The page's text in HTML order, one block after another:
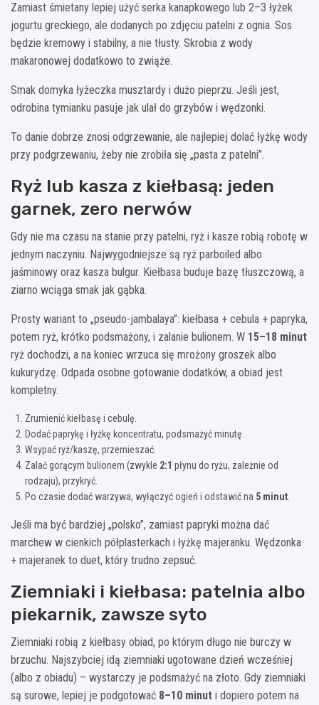
Zamiast śmietany lepiej użyć serka kanapkowego lub 2–3 łyżek
jogurtu greckiego, ale dodanych po zdjęciu patelni z ognia. Sos
będzie kremowy i stabilny, a nie tłusty. Skrobia z wody
makaronowej dodatkowo to zwiąże.
Smak domyka łyżeczka musztardy i dużo pieprzu. Jeśli jest,
odrobina tymianku pasuje jak ulał do grzybów i wędzonki.
To danie dobrze znosi odgrzewanie, ale najlepiej dolać łyżkę wody
przy podgrzewaniu, żeby nie zrobiła się „pasta z patelni”.
Ryż lub kasza z kiełbasą: jeden
garnek, zero nerwów
Gdy nie ma czasu na stanie przy patelni, ryż i kasze robią robotę w
jednym naczyniu. Najwygodniejsze są ryż parboiled albo
jaśminowy oraz kasza bulgur. Kiełbasa buduje bazę tłuszczową, a
ziarno wciąga smak jak gąbka.
Prosty wariant to „pseudo-jambalaya”: kiełbasa + cebula + papryka,
potem ryż, krótko podsmażony, i zalanie bulionem. W 15–18 minut
ryż dochodzi, a na koniec wrzuca się mrożony groszek albo
kukurydzę. Odpada osobne gotowanie dodatków, a obiad jest
kompletny.
Zrumienić kiełbasę i cebulę.
Dodać paprykę i łyżkę koncentratu, podsmażyć minutę.
Wsypać ryż/kaszę, przemieszać.
Zalać gorącym bulionem (zwykle 2:1 płynu do ryżu, zależnie od
rodzaju), przykryć.
Po czasie dodać warzywa, wyłączyć ogień i odstawić na 5 minut
Jeśli ma być bardziej „polsko”, zamiast papryki można dać
marchew w cienkich półplasterkach i łyżkę majeranku. Wędzonka
+ majeranek to duet, który trudno zepsuć.
Ziemniaki i kiełbasa: patelnia albo
piekarnik, zawsze syto
Ziemniaki robią z kiełbasy obiad, po którym długo nie burczy w
brzuchu. Najszybciej idą ziemniaki ugotowane dzień wcześniej
(albo z obiadu) – wystarczy je podsmażyć na złoto. Gdy ziemniaki
są surowe, lepiej je podgotować 8–10 minut i dopiero potem na